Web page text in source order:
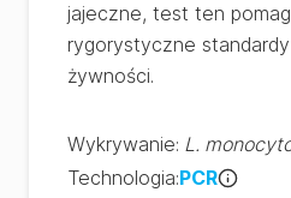
jajeczne, test ten
rygorystyczne
żywności.
Wykrywanie: L.
Technologia:PCR